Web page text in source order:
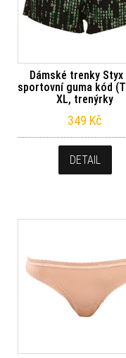
Dámské trenky
sportovní guma kód
XL, trenýrky
349 Kč
DETAIL